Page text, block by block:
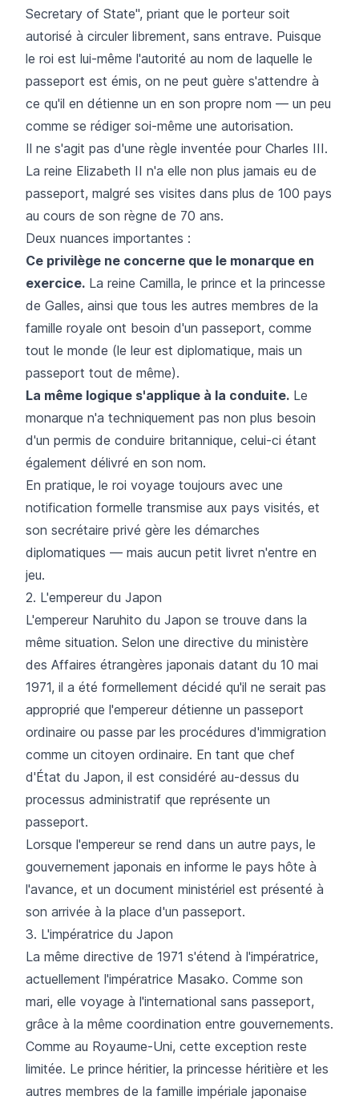
Secretary of State", priant que le porteur soit
autorisé à circuler librement, sans entrave. Puisque
le roi est lui-même l'autorité au nom de laquelle le
passeport est émis, on ne peut guère s'attendre à
ce qu'il en détienne un en son propre nom — un peu
comme se rédiger soi-même une autorisation.
Il ne s'agit pas d'une règle inventée pour Charles III.
La reine Elizabeth II n'a elle non plus jamais eu de
passeport, malgré ses visites dans plus de 100 pays
au cours de son règne de 70 ans.
Deux nuances importantes :
Ce privilège ne concerne que le monarque en
exercice. La reine Camilla, le prince et la princesse
de Galles, ainsi que tous les autres membres de la
famille royale ont besoin d'un passeport, comme
tout le monde (le leur est diplomatique, mais un
passeport tout de même).
La même logique s'applique à la conduite. Le
monarque n'a techniquement pas non plus besoin
d'un permis de conduire britannique, celui-ci étant
également délivré en son nom.
En pratique, le roi voyage toujours avec une
notification formelle transmise aux pays visités, et
son secrétaire privé gère les démarches
diplomatiques — mais aucun petit livret n'entre en
jeu.
2. L'empereur du Japon
L'empereur Naruhito du Japon se trouve dans la
même situation. Selon une directive du ministère
des Affaires étrangères japonais datant du 10 mai
1971, il a été formellement décidé qu'il ne serait pas
approprié que l'empereur détienne un passeport
ordinaire ou passe par les procédures d'immigration
comme un citoyen ordinaire. En tant que chef
d'État du Japon, il est considéré au-dessus du
processus administratif que représente un
passeport.
Lorsque l'empereur se rend dans un autre pays, le
gouvernement japonais en informe le pays hôte à
l'avance, et un document ministériel est présenté à
son arrivée à la place d'un passeport.
3. L'impératrice du Japon
La même directive de 1971 s'étend à l'impératrice,
actuellement l'impératrice Masako. Comme son
mari, elle voyage à l'international sans passeport,
grâce à la même coordination entre gouvernements.
Comme au Royaume-Uni, cette exception reste
limitée. Le prince héritier, la princesse héritière et les
autres membres de la famille impériale japonaise